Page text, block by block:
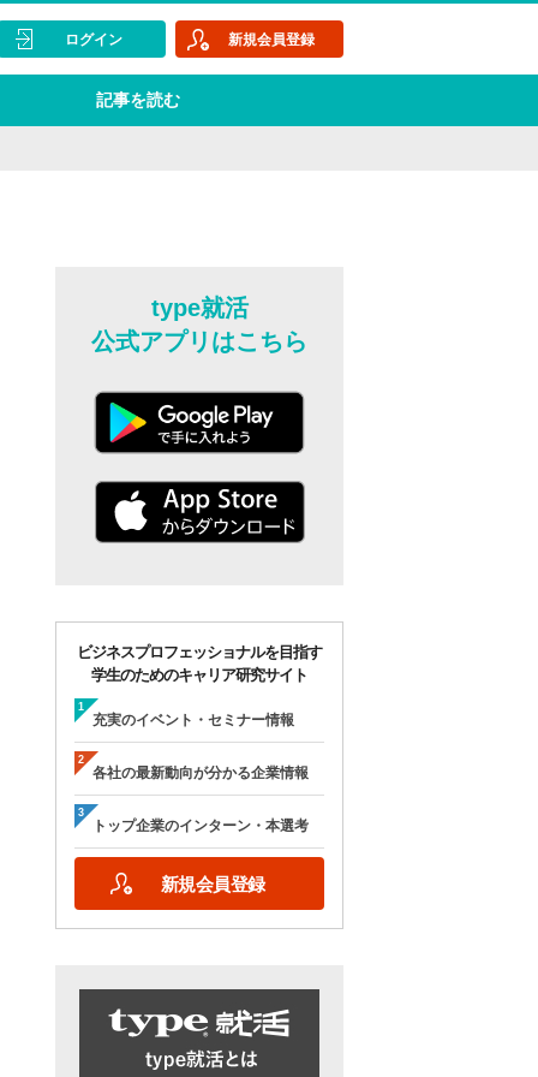
記事を読む
ログイン 新規会員登録
type就活
公式アプリはこちら
ビジネスプロフェッショナルを目指す
学生のためのキャリア研究サイト
充実のイベント・セミナー情報
各社の最新動向が分かる企業情報
トップ企業のインターン・本選考
新規会員登録